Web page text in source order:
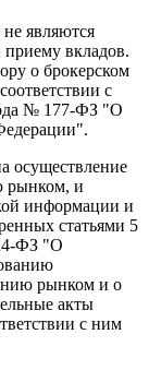
являются
вкладов.
о брокерском
с
№ 177-ФЗ "О
осуществление
рынком, и
информации и
статьями 5
ФЗ "О
рынком и о
акты
с ним